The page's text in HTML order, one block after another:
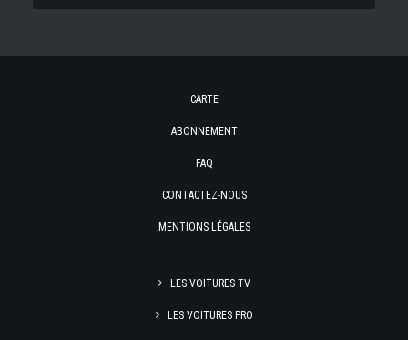
CARTE
ABONNEMENT
FAQ
CONTACTEZ-NOUS
MENTIONS LÉGALES
LES VOITURES TV
LES VOITURES PRO